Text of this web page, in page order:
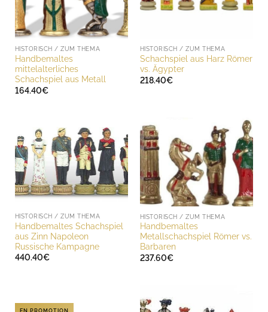
HISTORISCH / ZUM THEMA
Handbemaltes
mittelalterliches
Schachspiel aus Metall
164.40€
HISTORISCH / ZUM THEMA
Schachspiel aus Harz Römer
vs. Ägypter
218.40€
HISTORISCH / ZUM THEMA
Handbemaltes Schachspiel
aus Zinn Napoleon
Russische Kampagne
440.40€
HISTORISCH / ZUM THEMA
Handbemaltes
Metallschachspiel Römer vs.
Barbaren
237.60€